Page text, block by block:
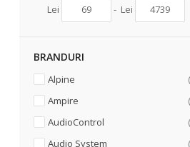
Lei - Lei
BRANDURI
Alpine
Ampire
AudioControl
Audio System